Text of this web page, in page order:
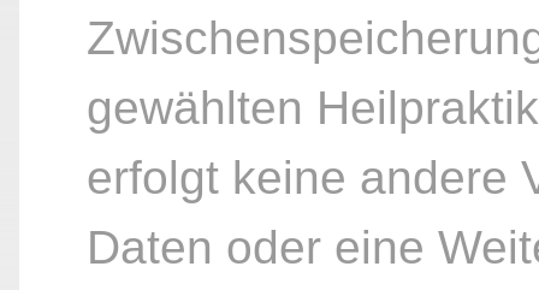
gewählten
erfolgt keine andere
Daten oder eine